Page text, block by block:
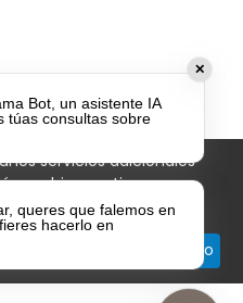
✕
Bot, un asistente IA
túas consultas sobre
queres que falemos en
hacerlo en
servicios adicionales
cambiar o retirar su
De acuerdo